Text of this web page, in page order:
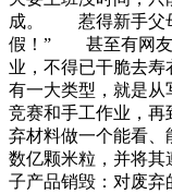
成。 惹得新手父母
假！” 甚至有网友
业，不得已干脆去
有一大类型，就是从
竞赛和手工作业，
弃材料做一个能看
数亿颗米粒，并将其
子产品销毁：对废弃